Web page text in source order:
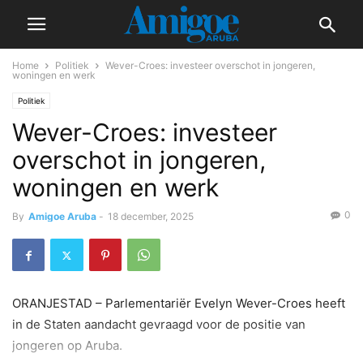
Home Politiek
Wever-Croes: investeer overschot in jongeren,
woningen en werk
Politiek
Wever-Croes: investeer
overschot in jongeren,
woningen en werk
By Amigoe Aruba - 18 december, 2025 0
ORANJESTAD – Parlementariër Evelyn Wever-Croes heeft
in de Staten aandacht gevraagd voor de positie van
jongeren op Aruba.